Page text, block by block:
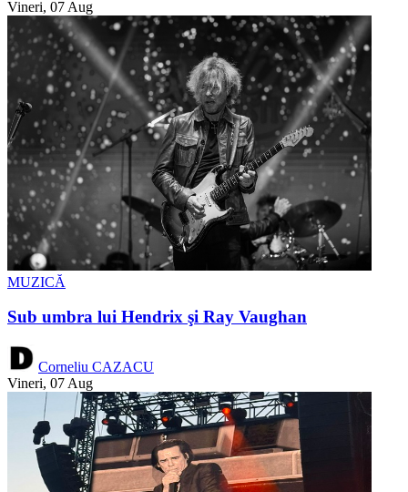
Vineri, 07 Aug
MUZICĂ
Sub umbra lui Hendrix şi Ray Vaughan
Corneliu CAZACU
Vineri, 07 Aug